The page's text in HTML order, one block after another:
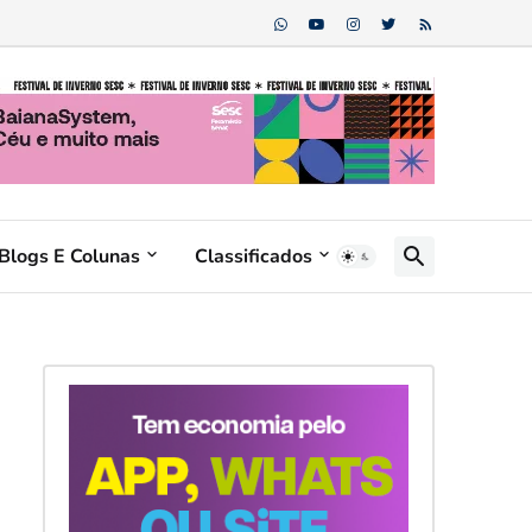
E Colunas Classificados